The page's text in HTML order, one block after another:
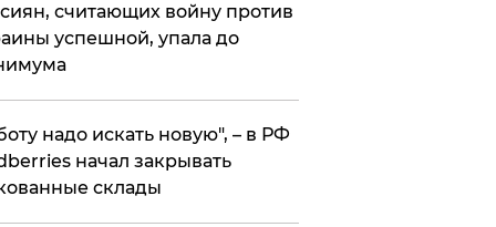
считающих войну против
успешной, упала до
надо искать новую", – в РФ
начал закрывать
склады